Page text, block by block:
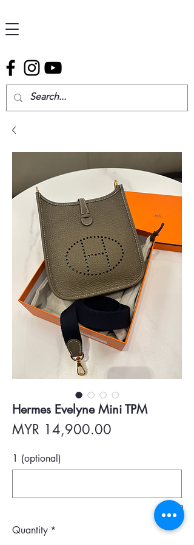
Hermes Evelyne Mini TPM
MYR 14,900.00
1 (optional)
0/500
Quantity *